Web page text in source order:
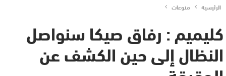
الرئيسية منوعات
كليميم : رفاق صيكا سنواصل
النظال إلى حين الكشف عن